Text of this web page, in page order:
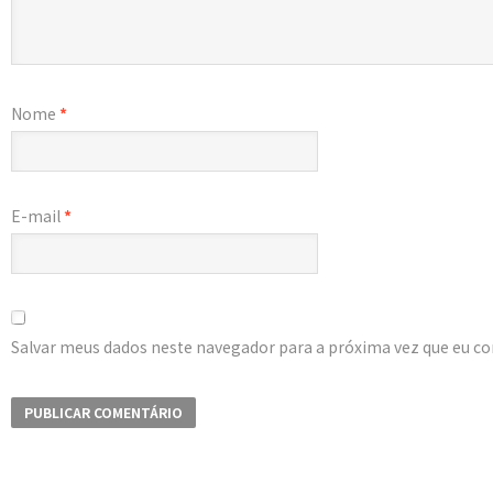
Nome *
E-mail*
Salvar meus dados neste navegador para a próxima vez que eu